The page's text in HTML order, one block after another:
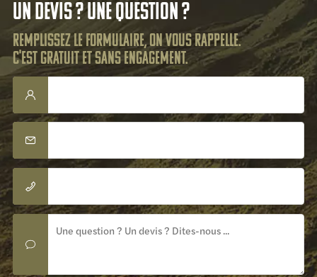
Un devis ? Une question ?
Remplissez le formulaire, on vous rappelle.
C'est gratuit et sans engagement.